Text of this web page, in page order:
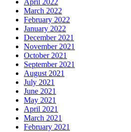
April 2022
March 2022
February 2022
January 2022
December 2021
November 2021
October 2021
September 2021
August 2021
July 2021
June 2021
May 2021
April 2021
March 2021
February 2021